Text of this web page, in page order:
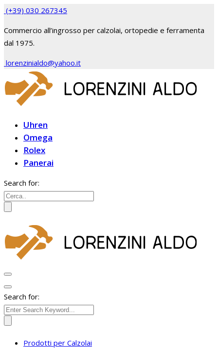
(+39) 030 267345
Commercio all’ingrosso per calzolai, ortopedie e ferramenta
dal 1975.
lorenzinialdo@yahoo.it
Uhren
Omega
Rolex
Panerai
Search for:
Search for:
Prodotti per Calzolai